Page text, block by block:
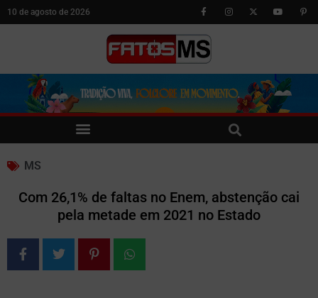
10 de agosto de 2026
MS
Com 26,1% de faltas no Enem, abstenção cai
pela metade em 2021 no Estado